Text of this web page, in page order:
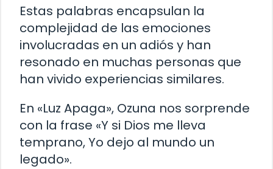
Estas palabras encapsulan la
complejidad de las emociones
involucradas en un adiós y han
resonado en muchas personas que
han vivido experiencias similares.
En «Luz Apaga», Ozuna nos sorprende
con la frase «Y si Dios me lleva
temprano, Yo dejo al mundo un
legado».